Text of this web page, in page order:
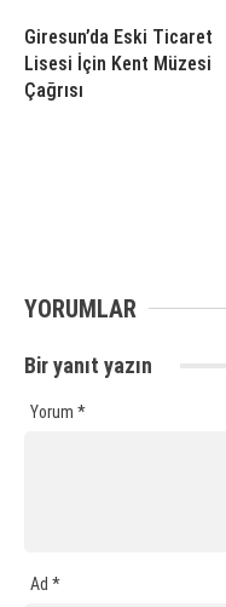
Giresun’da Eski Ticaret
Lisesi İçin Kent Müzesi
Çağrısı
YORUMLAR
Bir yanıt yazın
Yorum *
Ad *